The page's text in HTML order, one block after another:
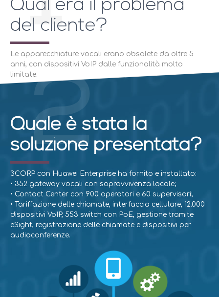
Qual era il problema
del cliente?
Le apparecchiature vocali erano obsolete da oltre 5
anni, con dispositivi VoIP dalle funzionalità molto
limitate.
Quale è stata la
soluzione presentata?
2
3CORP con Huawei Enterprise ha fornito e installato:
• 352 gateway vocali con sopravvivenza locale;
• Contact Center con 900 operatori e 60 supervisori;
• Tariffazione delle chiamate, interfaccia cellulare, 12.000
dispositivi VoIP, 553 switch con PoE, gestione tramite
eSight, registrazione delle chiamate e dispositivi per
audioconferenze.